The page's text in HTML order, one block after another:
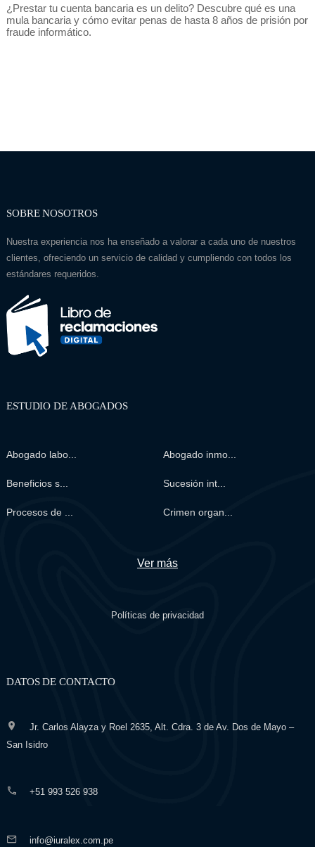
¿Prestar tu cuenta bancaria es un delito? Descubre qué es una
mula bancaria y cómo evitar penas de hasta 8 años de prisión por
fraude informático.
SOBRE NOSOTROS
Nuestra experiencia nos ha enseñado a valorar a cada uno de nuestros
clientes, ofreciendo un servicio de calidad y cumpliendo con todos los
estándares requeridos.
ESTUDIO DE ABOGADOS
Abogado labo... Abogado inmo...
Beneficios s... Sucesión int...
Procesos de ... Crimen organ...
Ver más
Políticas de privacidad
DATOS DE CONTACTO
Jr. Carlos Alayza y Roel 2635, Alt. Cdra. 3 de Av. Dos de Mayo –
San Isidro
+51 993 526 938
info@iuralex.com.pe